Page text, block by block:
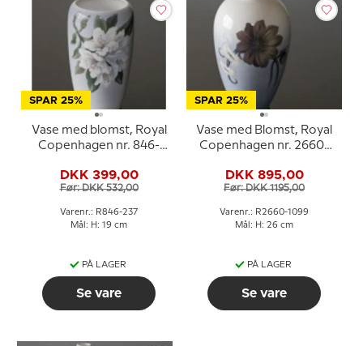
SPAR 25%
Vase med blomst, Royal
Copenhagen nr. 846-
DKK 399,00
Før: DKK 532,00
Varenr.: R846-237
Mål: H: 19 cm
PÅ LAGER
Se vare
SPAR 25%
Vase med Blomst, Royal
Copenhagen nr. 2660-
DKK 895,00
Før: DKK 1195,00
Varenr.: R2660-1099
Mål: H: 26 cm
PÅ LAGER
Se vare